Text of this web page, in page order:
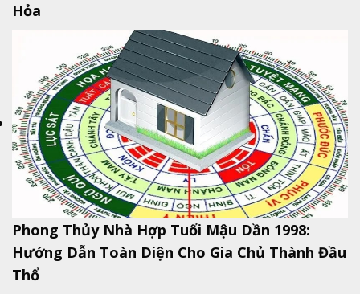
Hỏa
Phong Thủy Nhà Hợp Tuổi Mậu Dần 1998:
Hướng Dẫn Toàn Diện Cho Gia Chủ Thành Đầu
Thổ